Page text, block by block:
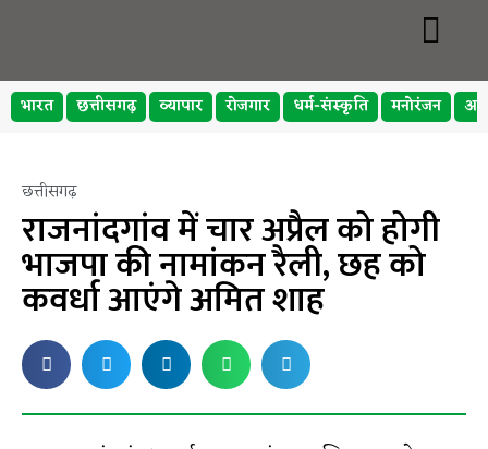
भारत छत्तीसगढ़ व्यापार रोजगार धर्म-संस्कृति मनोरंजन
छत्तीसगढ़
राजनांदगांव में चार अप्रैल को होगी
भाजपा की नामांकन रैली, छह को
कवर्धा आएंगे अमित शाह